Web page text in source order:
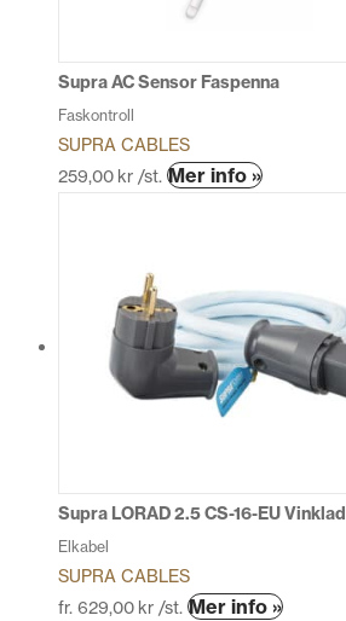
Supra AC Sensor Faspenna
Faskontroll
SUPRA CABLES
259,00 kr /st. Mer info »
Supra LORAD 2.5 CS-16-EU Vinklad
Elkabel
SUPRA CABLES
fr. 629,00 kr /st. Mer info »Den